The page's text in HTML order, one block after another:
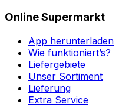
Online Supermarkt
App herunterladen
Wie funktioniert’s?
Liefergebiete
Unser Sortiment
Lieferung
Extra Service